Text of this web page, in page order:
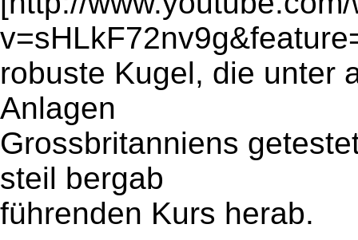
robuste Kugel, die unter
Anlagen
Grossbritanniens
steil bergab
führenden Kurs herab.